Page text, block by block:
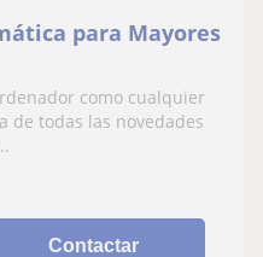
para Mayores
como cualquier
de todas las novedades
Contactar